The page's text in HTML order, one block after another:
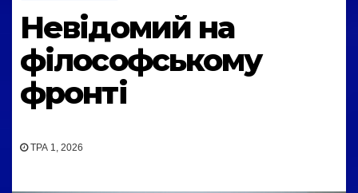
Невідомий на
філософському
фронті
ТРА 1, 2026